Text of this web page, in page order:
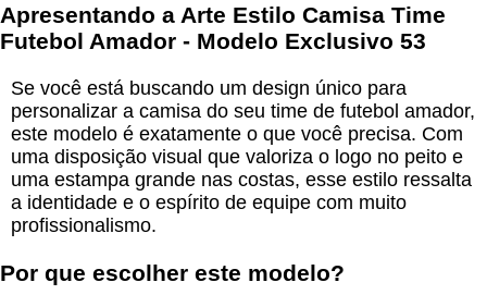
Apresentando a Arte Estilo Camisa Time
Futebol Amador - Modelo Exclusivo 53
Se você está buscando um design único para
personalizar a camisa do seu time de futebol amador,
este modelo é exatamente o que você precisa. Com
uma disposição visual que valoriza o logo no peito e
uma estampa grande nas costas, esse estilo ressalta
a identidade e o espírito de equipe com muito
profissionalismo.
Por que escolher este modelo?